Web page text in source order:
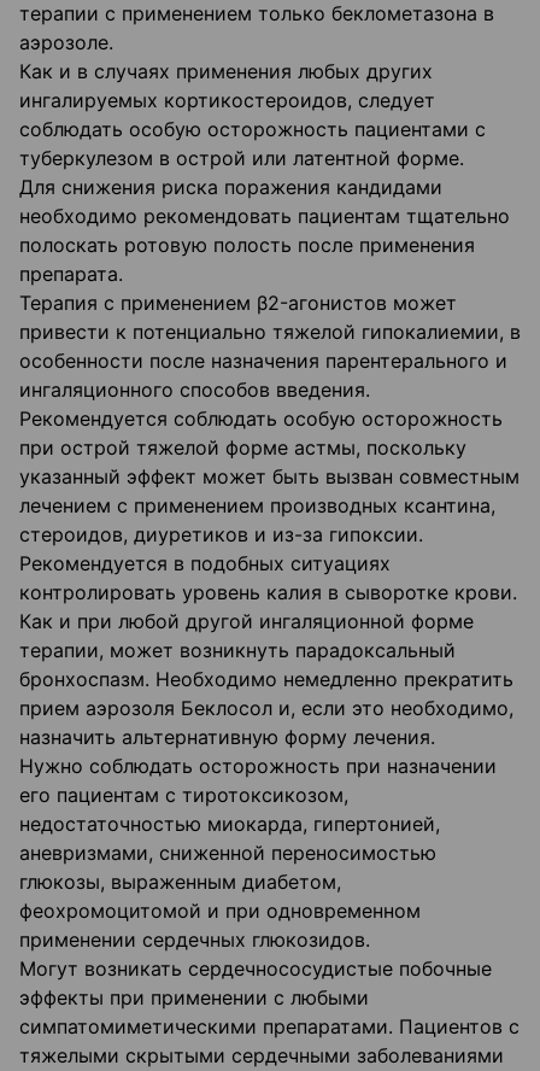
терапии с применением только беклометазона в
аэрозоле.
Как и в случаях применения любых других
ингалируемых кортикостероидов, следует
соблюдать особую осторожность пациентами с
туберкулезом в острой или латентной форме.
Для снижения риска поражения кандидами
необходимо рекомендовать пациентам тщательно
полоскать ротовую полость после применения
препарата.
Терапия с применением β2-агонистов может
привести к потенциально тяжелой гипокалиемии, в
особенности после назначения парентерального и
ингаляционного способов введения.
Рекомендуется соблюдать особую осторожность
при острой тяжелой форме астмы, поскольку
указанный эффект может быть вызван совместным
лечением с применением производных ксантина,
стероидов, диуретиков и из-за гипоксии.
Рекомендуется в подобных ситуациях
контролировать уровень калия в сыворотке крови.
Как и при любой другой ингаляционной форме
терапии, может возникнуть парадоксальный
бронхоспазм. Необходимо немедленно прекратить
прием аэрозоля Беклосол и, если это необходимо,
назначить альтернативную форму лечения.
Нужно соблюдать осторожность при назначении
его пациентам с тиротоксикозом,
недостаточностью миокарда, гипертонией,
аневризмами, сниженной переносимостью
глюкозы, выраженным диабетом,
феохромоцитомой и при одновременном
применении сердечных глюкозидов.
Могут возникать сердечнососудистые побочные
эффекты при применении с любыми
симпатомиметическими препаратами. Пациентов с
тяжелыми скрытыми сердечными заболеваниями